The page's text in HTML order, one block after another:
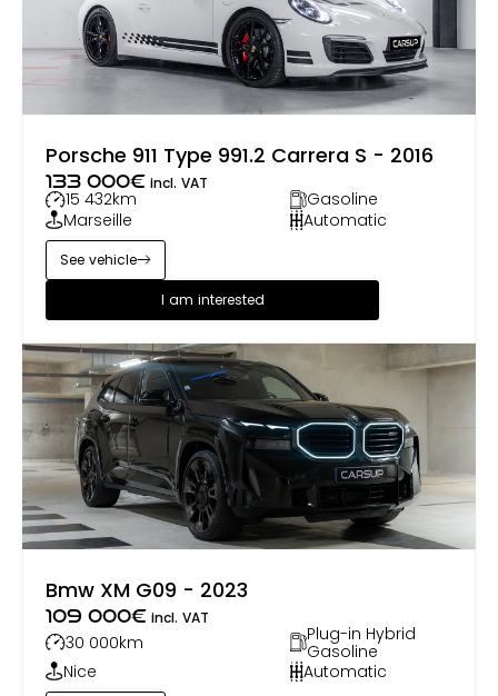
Porsche 911 Type 991.2 Carrera S - 2016
133 000€ incl. VAT
15 432km
Gasoline
Marseille
Automatic
I am interested
See vehicle
Bmw XM G09 - 2023
109 000€ incl. VAT
30 000km
Plug-in Hybrid
Gasoline
Nice
Automatic